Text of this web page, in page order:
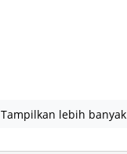
Tampilkan lebih banyak